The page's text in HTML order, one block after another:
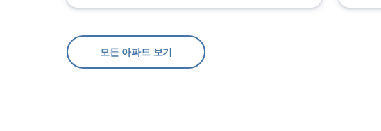
모든 아파트 보기